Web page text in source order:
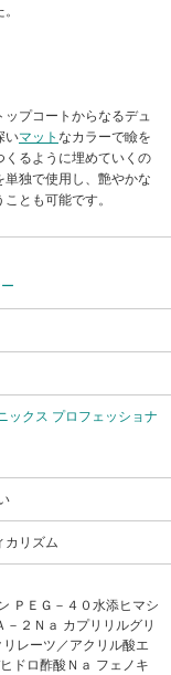
ップコートからなるデュ
いマット なカラーで瞼を
くるように埋めていくの
独で使用し、艶やかな
とも可能です。
ックス プロフェッショナ
カリズム
ＰＥＧ－４０水添ヒマシ
２Ｎａ カプリリルグリ
レーツ／アクリル酸エ
ドロ酢酸Ｎａ フェノキ